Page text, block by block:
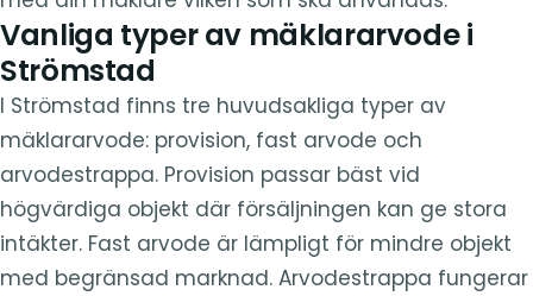
Vanliga typer av mäklararvode i
Strömstad
I Strömstad finns tre huvudsakliga typer av
mäklararvode: provision, fast arvode och
arvodestrappa. Provision passar bäst vid
högvärdiga objekt där försäljningen kan ge stora
intäkter. Fast arvode är lämpligt för mindre objekt
med begränsad marknad. Arvodestrappa fungerar